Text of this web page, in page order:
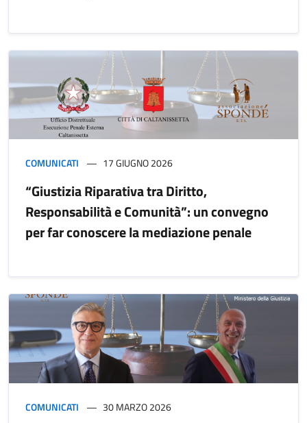
COMUNICATI 17 GIUGNO 2026
“Giustizia Riparativa tra Diritto,
Responsabilità e Comunità”: un convegno
per far conoscere la mediazione penale
COMUNICATI 30 MARZO 2026